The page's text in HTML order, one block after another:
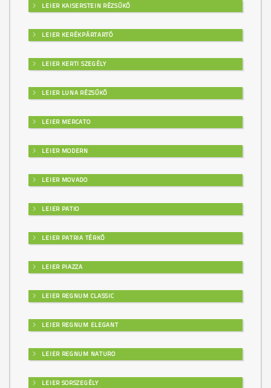
LEIER KAISERSTEIN RÉZSŰKŐ
LEIER KERÉKPÁRTARTÓ
LEIER KERTI SZEGÉLY
LEIER LUNA RÉZSŰKŐ
LEIER MERCATO
LEIER MODERN
LEIER MOVADO
LEIER PATIO
LEIER PATRIA TÉRKŐ
LEIER PIAZZA
LEIER REGNUM CLASSIC
LEIER REGNUM ELEGANT
LEIER REGNUM NATURO
LEIER SORSZEGÉLY